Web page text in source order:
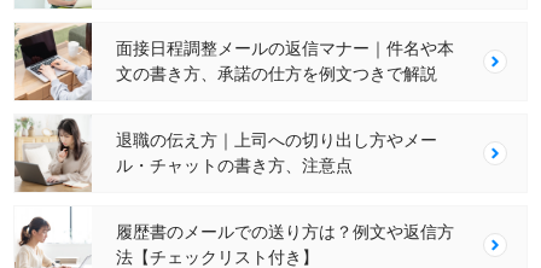
面接日程調整メールの返信マナー｜件名や本
文の書き方、承諾の仕方を例文つきで解説
退職の伝え方｜上司への切り出し方やメー
ル・チャットの書き方、注意点
履歴書のメールでの送り方は？例文や返信方
法【チェックリスト付き】